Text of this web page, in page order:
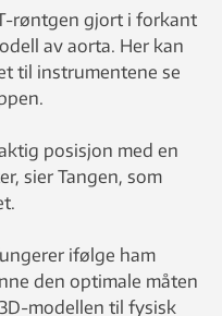
røntgen gjort i forkant
av aorta. Her kan
til instrumentene se
posisjon med en
sier Tangen, som
ifølge ham
den optimale måten
modellen til fysisk